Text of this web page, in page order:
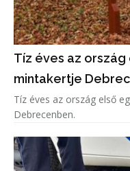
Tíz éves az
mintakertje
Tíz éves az ország első
Debrecenben.